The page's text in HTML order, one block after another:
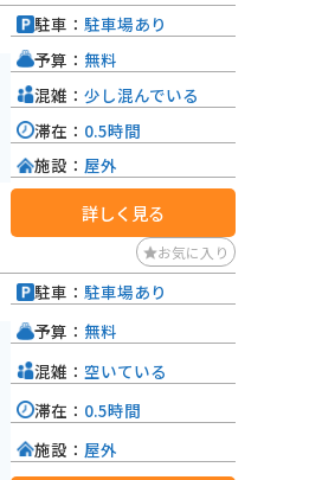
駐車： 駐車場あり
予算： 無料
混雑： 少し混んでいる
滞在： 0.5時間
施設： 屋外
詳しく見る
お気に入り
駐車： 駐車場あり
予算： 無料
混雑： 空いている
滞在： 0.5時間
施設： 屋外